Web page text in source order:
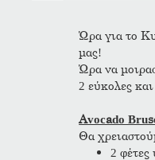
Ώρα για το
μας!
Ώρα να
2 εύκολες
Avocado
Θα
2